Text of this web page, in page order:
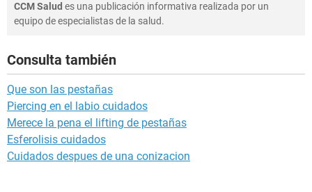
CCM Salud es una publicación informativa realizada por un
equipo de especialistas de la salud.
Consulta también
Que son las pestañas
Piercing en el labio cuidados
Merece la pena el lifting de pestañas
Esferolisis cuidados
Cuidados despues de una conizacion